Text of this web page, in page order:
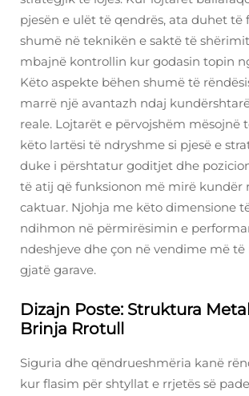
pjesën e ulët të qendrës, ata duhet të
shumë në teknikën e saktë të
mbajnë kontrollin kur godasin topin
Këto aspekte bëhen shumë të
marrë një avantazh ndaj
reale. Lojtarët e përvojshëm mësojnë
këto lartësi të ndryshme si pjesë e
duke i përshtatur goditjet dhe
të atij që funksionon më mirë kundër
caktuar. Njohja me këto dimensione
ndihmon në përmirësimin e
ndeshjeve dhe çon në vendime më
gjatë garave.
Dizajn Poste: Struktura
Brinja Rrotull
Siguria dhe qëndrueshmëria kanë
kur flasim për shtyllat e rrjetës së